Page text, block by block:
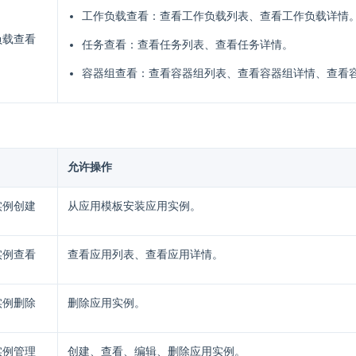
查看
工作负载查看：查看工作负载列表、查看工作负载详情。
任务查看：查看任务列表、查看任务详情。
容器组查看：查看容器组列表、查看容器组详情、查看
允许操作
创建 从应用模板安装应用实例。
查看 查看应用列表、查看应用详情。
删除 删除应用实例。
管理 创建、查看、编辑、删除应用实例。